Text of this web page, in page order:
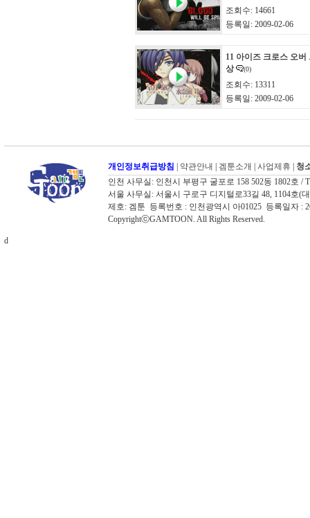
조회수: 14661
등록일: 2009-02-06
11 아이즈 크로스 오버
상
(0)
조회수: 13311
등록일: 2009-02-06
개인정보취급방침 약관안내 겜툰소개 사업제휴
청
인천 사무실: 인천시 부평구 굴포로 158 502동 1802호 /
서울 사무실: 서울시 구로구 디지털로33길 48, 1104호(
제호: 겜툰 등록번호 : 인천광역시 아01025 등록일자 :
CopyrightⓒGAMTOON. All Rights Reserved.
d